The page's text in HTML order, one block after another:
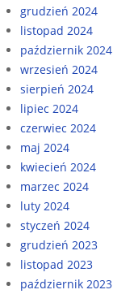
grudzień 2024
listopad 2024
październik 2024
wrzesień 2024
sierpień 2024
lipiec 2024
czerwiec 2024
maj 2024
kwiecień 2024
marzec 2024
luty 2024
styczeń 2024
grudzień 2023
listopad 2023
październik 2023